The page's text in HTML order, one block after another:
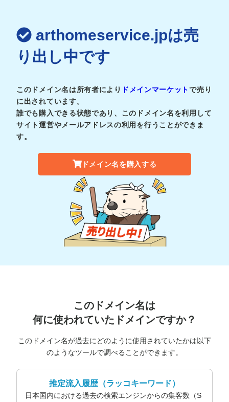
arthomeservice.jpは売
り出し中です
このドメイン名は所有者により ドメインマーケットで売り
に出されています。
誰でも購入できる状態であり、このドメイン名を利用して
サイト運営やメールアドレスの利用を行うことができま
す。
ドメイン名を購入する
このドメイン名は
何に使われていたドメインですか？
このドメイン名が過去にどのように使用されていたかは以下
のようなツールで調べることができます。
推定流入履歴（ラッコキーワード）
日本国内における過去の検索エンジンからの集客数（S